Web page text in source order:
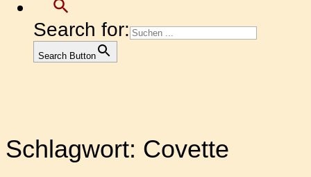
Search for:
Search Button
Schlagwort: Covette